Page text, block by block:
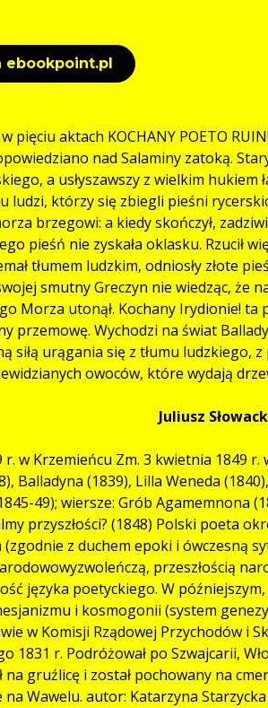
ebookpoint.pl
pięciu aktach KOCHANY POETO
nad Salaminy zatoką.
a usłyszawszy z wielkim hukiem
ludzi, którzy się zbiegli pieśni
brzegowi: a kiedy skończył,
pieśń nie zyskała oklasku. Rzucił
tłumem ludzkim, odniosły złote
smutny Greczyn nie wiedząc, że
Morza utonął. Kochany Irydionie!
przemowę. Wychodzi na świat
siłą urągania się z tłumu ludzkiego,
owoców, które wydają
Juliusz
w Krzemieńcu Zm. 3 kwietnia 1849 r.
Balladyna (1839), Lilla Weneda
49); wiersze: Grób Agamemnona
przyszłości? (1848) Polski poeta
z duchem epoki i ówczesną
przeszłością
języka poetyckiego. W
i kosmogonii (system
w Komisji Rządowej Przychodów i
1831 r. Podróżował po Szwajcarii,
na gruźlicę i został pochowany na
na Wawelu. autor: Katarzyna Starzycka